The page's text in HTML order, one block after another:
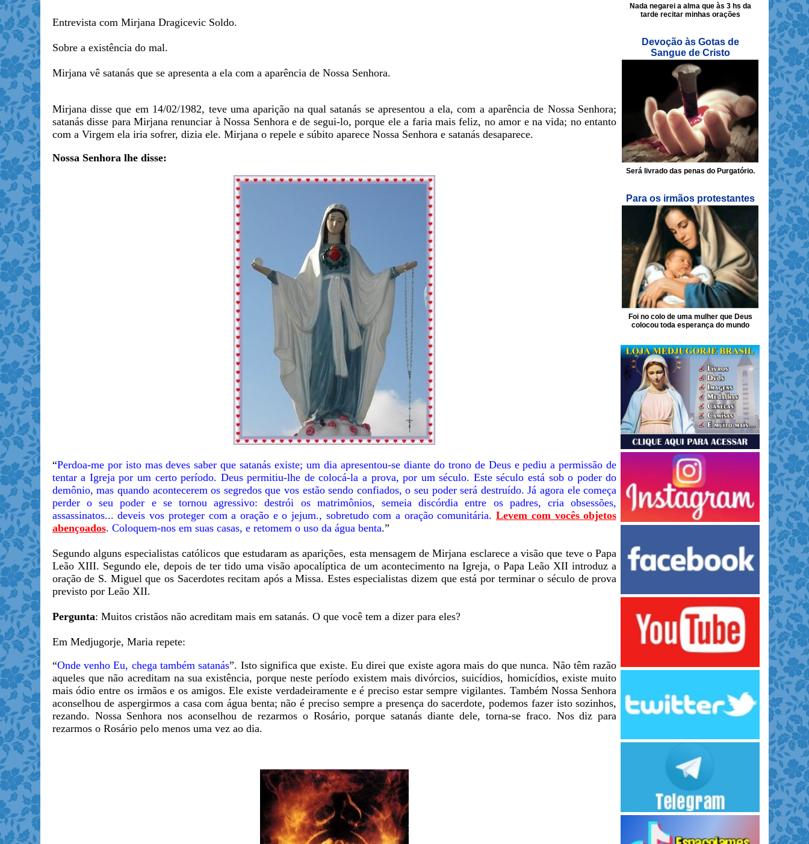
Entrevista com Mirjana Dragicevic Soldo.
Sobre a existência do mal.
Mirjana vê satanás que se apresenta a ela com a aparência de Nossa Senhora.
Mirjana disse que em 14/02/1982, teve uma aparição na qual satanás se apresentou a ela, com a aparência de Nossa Senhora;
satanás disse para Mirjana renunciar à Nossa Senhora e de segui-lo, porque ele a faria mais feliz, no amor e na vida; no entanto
com a Virgem ela iria sofrer, dizia ele. Mirjana o repele e súbito aparece Nossa Senhora e satanás desaparece.
Nossa Senhora lhe disse:
“Perdoa-me por isto mas deves saber que satanás existe; um dia apresentou-se diante do trono de Deus e pediu a permissão de
tentar a Igreja por um certo período. Deus permitiu-lhe de colocá-la a prova, por um século. Este século está sob o poder do
demônio, mas quando acontecerem os segredos que vos estão sendo confiados, o seu poder será destruído. Já agora ele começa
perder o seu poder e se tornou agressivo: destrói os matrimônios, semeia discórdia entre os padres, cria obsessões,
assassinatos... deveis vos proteger com a oração e o jejum., sobretudo com a oração comunitária.Levem com vocês objetos
abençoados. Coloquem-nos em suas casas, e retomem o uso da água benta.”
Segundo alguns especialistas católicos que estudaram as aparições, esta mensagem de Mirjana esclarece a visão que teve o Papa
Leão XIII. Segundo ele, depois de ter tido uma visão apocalíptica de um acontecimento na Igreja, o Papa Leão XII introduz a
oração de S. Miguel que os Sacerdotes recitam após a Missa. Estes especialistas dizem que está por terminar o século de prova
previsto por Leão XII.
Pergunta: Muitos cristãos não acreditam mais em satanás. O que você tem a dizer para eles?
Em Medjugorje, Maria repete:
“Onde venho Eu, chega também satanás”. Isto significa que existe. Eu direi que existe agora mais do que nunca. Não têm razão
aqueles que não acreditam na sua existência, porque neste período existem mais divórcios, suicídios, homicídios, existe muito
mais ódio entre os irmãos e os amigos. Ele existe verdadeiramente e é preciso estar sempre vigilantes. Também Nossa Senhora
aconselhou de aspergirmos a casa com água benta; não é preciso sempre a presença do sacerdote, podemos fazer isto sozinhos,
rezando. Nossa Senhora nos aconselhou de rezarmos o Rosário, porque satanás diante dele, torna-se fraco. Nos diz para
rezarmos o Rosário pelo menos uma vez ao dia.
Nada negarei a alma que às 3 hs da
tarde recitar minhas orações
Devoção às Gotas de
Sangue de Cristo
Será livrado das penas do Purgatório.
Para os irmãos protestantes
Foi no colo de uma mulher que Deus
colocou toda esperança do mundo